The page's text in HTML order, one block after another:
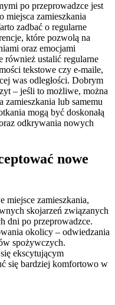
po przeprowadzce jest
miejsca zamieszkania
zadbać o regularne
które pozwolą na
oraz emocjami
również ustalić regularne
tekstowe czy e-maile,
was odległości. Dobrym
– jeśli to możliwe, można
zamieszkania lub samemu
mogą być doskonałą
odkrywania nowych
nowe
miejsce zamieszkania,
skojarzeń związanych
dni po przeprowadzce.
okolicy – odwiedzania
spożywczych.
ekscytującym
się bardziej komfortowo w